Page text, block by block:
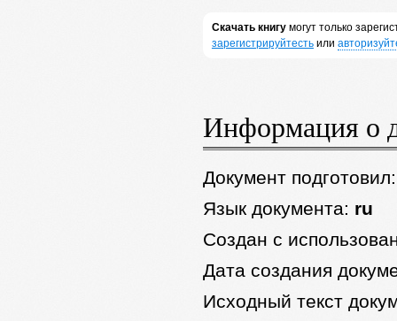
Скачать книгумогут только
зарегистрируйтестьили
Информация о
Документ
Язык документа: ru
Создан с
Дата создания
Исходный текст